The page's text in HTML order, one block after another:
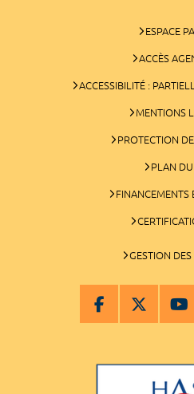
ESPACE
ACCÈS
ACCESSIBILITÉ :
MENTIONS
PROTECTION
PLAN DU
FINANCEMENTS
GESTION